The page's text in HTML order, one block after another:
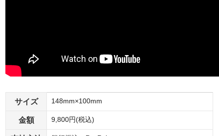
サイズ 148mm×100mm
金額 9,800円(税込)